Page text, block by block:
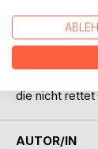
Manche
obwohl man
Dolcezza -
die nicht
AUTOR/IN